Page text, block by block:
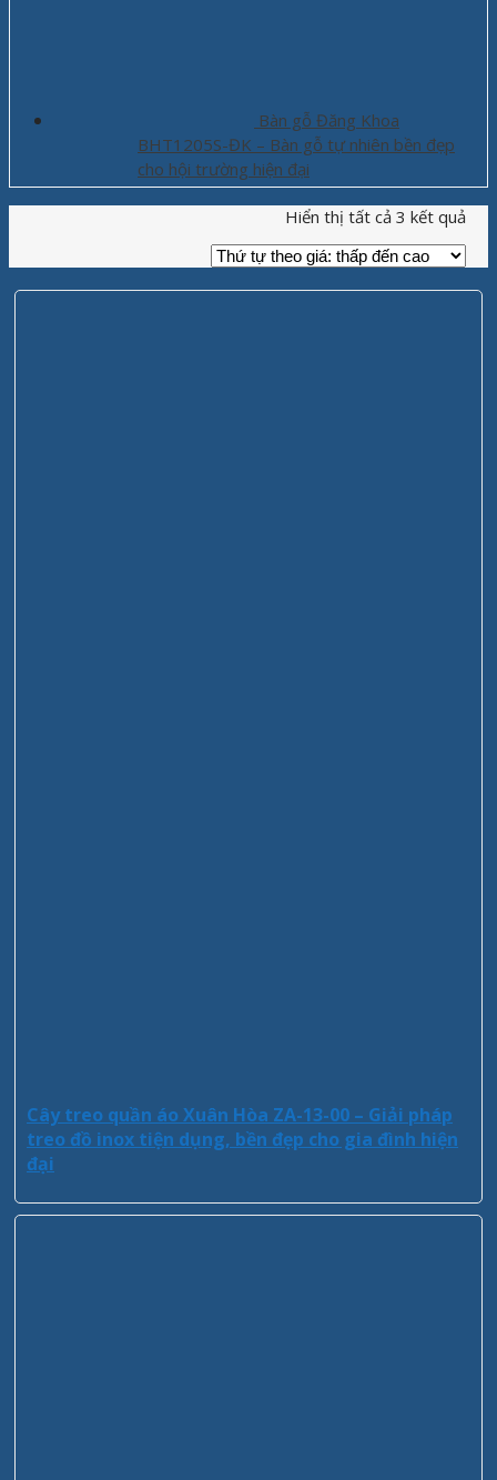
Bàn gỗ Đăng Khoa
BHT1205S-ĐK – Bàn gỗ tự nhiên bền đẹp
cho hội trường hiện đại
Hiển thị tất cả 3 kết quả
Cây treo quần áo Xuân Hòa ZA-13-00 – Giải pháp
treo đồ inox tiện dụng, bền đẹp cho gia đình hiện
đại